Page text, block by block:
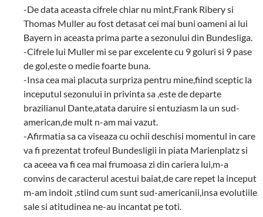
-De data aceasta cifrele chiar nu mint,Frank Ribery si
Thomas Muller au fost detasat cei mai buni oameni ai lui
Bayern in aceasta prima parte a sezonului din Bundesliga.
-Cifrele lui Muller mi se par excelente cu 9 goluri si 9 pase
de gol,este o medie foarte buna.
-Insa cea mai placuta surpriza pentru mine,fiind sceptic la
inceputul sezonului in privinta sa ,este de departe
brazilianul Dante,atata daruire si entuziasm la un sud-
american,de mult n-am mai vazut.
-Afirmatia sa ca viseaza cu ochii deschisi momentul in care
va fi prezentat trofeul Bundesligii in piata Marienplatz si
ca aceea va fi cea mai frumoasa zi din cariera lui,m-a
convins de caracterul acestui baiat,de care repet la inceput
m-am indoit ,stiind cum sunt sud-americanii,insa evolutiile
sale si atitudinea ne-au incantat pe toti.